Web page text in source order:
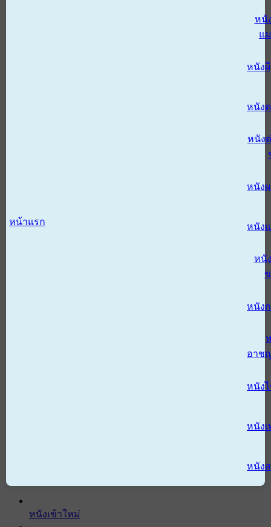
หน้าแรก
หนั
แ
หนังผี
หนัง
หนัง
หนัง
หนัง
หนั
หนัง
อาช
หนัง
หนังเ
หนัง
หนังเข้าใหม่